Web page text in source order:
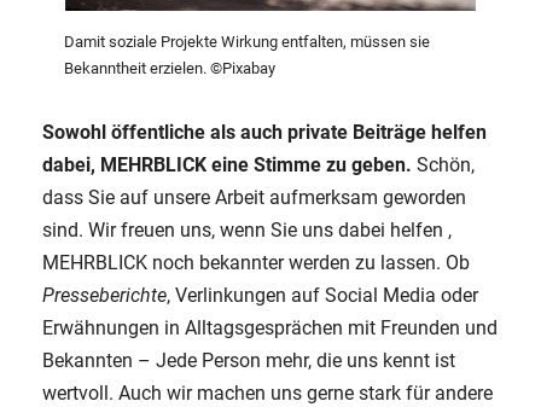
Damit soziale Projekte Wirkung entfalten, müssen sie
Bekanntheit erzielen. ©Pixabay
Sowohl öffentliche als auch private Beiträge helfen
dabei, MEHRBLICK eine Stimme zu geben. Schön,
dass Sie auf unsere Arbeit aufmerksam geworden
sind. Wir freuen uns, wenn Sie uns dabei helfen ,
MEHRBLICK noch bekannter werden zu lassen. Ob
Presseberichte, Verlinkungen auf Social Media oder
Erwähnungen in Alltagsgesprächen mit Freunden und
Bekannten – Jede Person mehr, die uns kennt ist
wertvoll. Auch wir machen uns gerne stark für andere